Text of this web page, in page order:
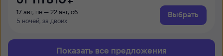
17 авг, пн — 22 авг, сб
5 ночей, за двоих
Выбрать
Показать все предложения